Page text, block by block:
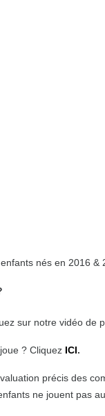
nés en 2016 &
sur notre vidéo de
? Cliquez ICI.
précis des
ne jouent pas